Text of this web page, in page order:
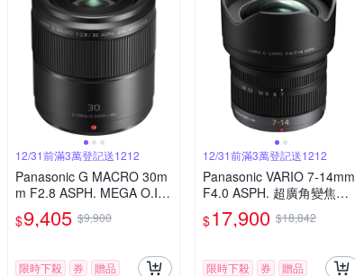
12/31前滿3萬登記送1212
Panasonic G MACRO 30m
m F2.8 ASPH. MEGA O.I.
S.微距鏡頭 公司貨
$9,405 $9,900
限時下殺 券 贈品
12/31前滿3萬登記送1212
Panasonic VARIO 7-14mm
F4.0 ASPH. 超廣角變焦鏡
頭 公司貨
$17,900 $18,842
限時下殺 券 贈品